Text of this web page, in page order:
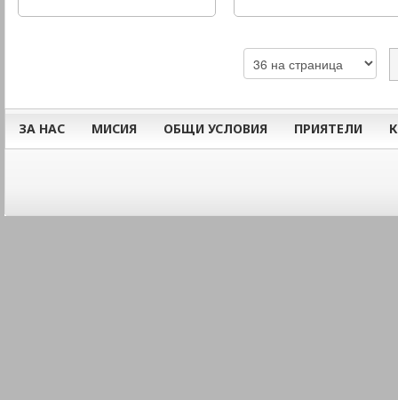
ЗА НАС МИСИЯ ОБЩИ УСЛОВИЯ ПРИЯТЕЛИ